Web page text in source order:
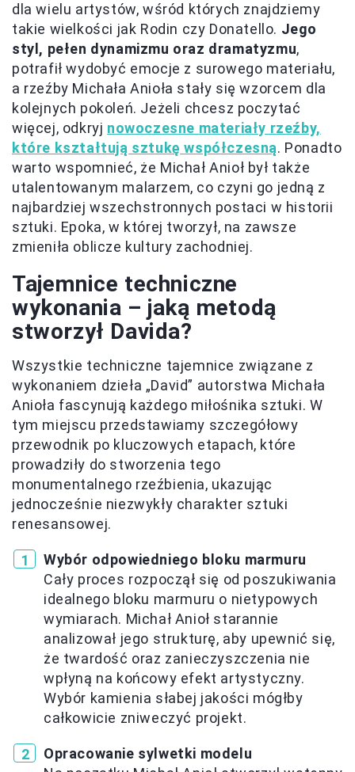
dla wielu artystów, wśród których znajdziemy
takie wielkości jak Rodin czy Donatello. Jego
styl, pełen dynamizmu oraz dramatyzmu,
potrafił wydobyć emocje z surowego materiału,
a rzeźby Michała Anioła stały się wzorcem dla
kolejnych pokoleń. Jeżeli chcesz poczytać
więcej, odkryj nowoczesne materiały rzeźby,
które kształtują sztukę współczesną. Ponadto
warto wspomnieć, że Michał Anioł był także
utalentowanym malarzem, co czyni go jedną z
najbardziej wszechstronnych postaci w historii
sztuki. Epoka, w której tworzył, na zawsze
zmieniła oblicze kultury zachodniej.
Tajemnice techniczne
wykonania – jaką metodą
stworzył Davida?
Wszystkie techniczne tajemnice związane z
wykonaniem dzieła „David” autorstwa Michała
Anioła fascynują każdego miłośnika sztuki. W
tym miejscu przedstawiamy szczegółowy
przewodnik po kluczowych etapach, które
prowadziły do stworzenia tego
monumentalnego rzeźbienia, ukazując
jednocześnie niezwykły charakter sztuki
renesansowej.
Wybór odpowiedniego bloku marmuru
Cały proces rozpoczął się od poszukiwania
idealnego bloku marmuru o nietypowych
wymiarach. Michał Anioł starannie
analizował jego strukturę, aby upewnić się,
że twardość oraz zanieczyszczenia nie
wpłyną na końcowy efekt artystyczny.
Wybór kamienia słabej jakości mógłby
całkowicie zniweczyć projekt.
Opracowanie sylwetki modelu